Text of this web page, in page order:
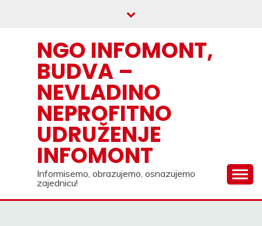
NGO INFOMONT,
BUDVA –
NEVLADINO
NEPROFITNO
UDRUŽENJE
INFOMONT
Informisemo, obrazujemo, osnazujemo
zajednicu!